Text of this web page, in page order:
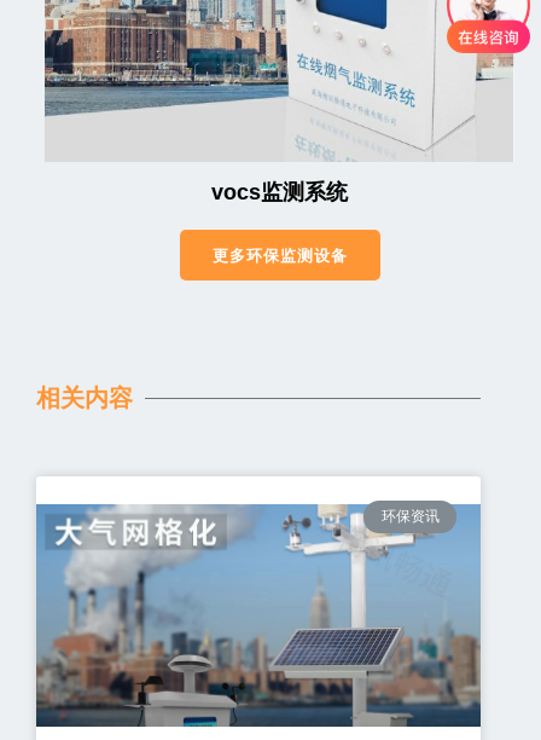
vocs监测系统
更多环保监测设备
相关内容
环保资讯